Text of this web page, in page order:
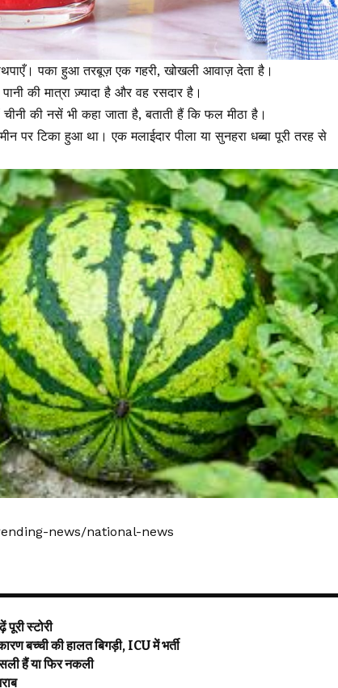
पका हुआ तरबूज़ एक गहरी, खोखली आवाज़ देता है।
की मात्रा ज़्यादा है और वह रसदार है।
चीनी की नसें भी कहा जाता है, बताती हैं कि फल मीठा है।
पर टिका हुआ था। एक मलाईदार पीला या सुनहरा धब्बा पूरी तरह से
news/national-news
स्टोरी
बच्ची की हालत बिगड़ी, ICU में भर्ती
हैं या फिर नकली